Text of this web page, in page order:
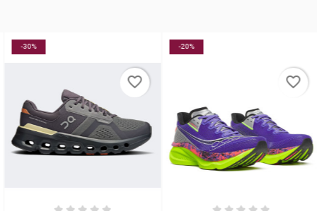
-30%
favorite_border
-20%
favorite_border